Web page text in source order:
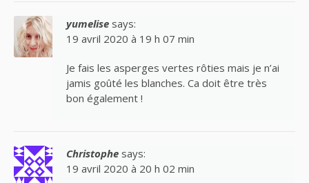
yumelise says:
19 avril 2020 à 19 h 07 min
Je fais les asperges vertes rôties mais je n’ai
jamis goûté les blanches. Ca doit être très
bon également !
Christophe says:
19 avril 2020 à 20 h 02 min